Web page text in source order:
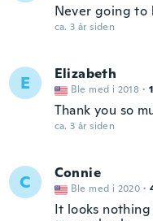
Never going to
ca. 3 år siden
E Elizabeth
Ble med i 2018 ·
Thank you so
ca. 3 år siden
C Connie
Ble med i 2020 ·
It looks